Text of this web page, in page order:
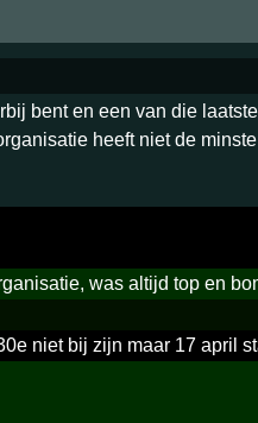
bent en een van die
heeft niet de
was altijd top en
niet bij zijn maar 17 april